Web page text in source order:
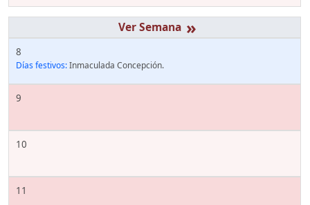
»
8
Días festivos:Inmaculada Concepción.
9
10
11